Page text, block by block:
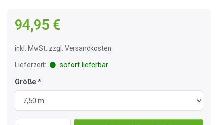
94,95 €
inkl. MwSt. zzgl. Versandkosten
Lieferzeit:
sofort lieferbar
Größe